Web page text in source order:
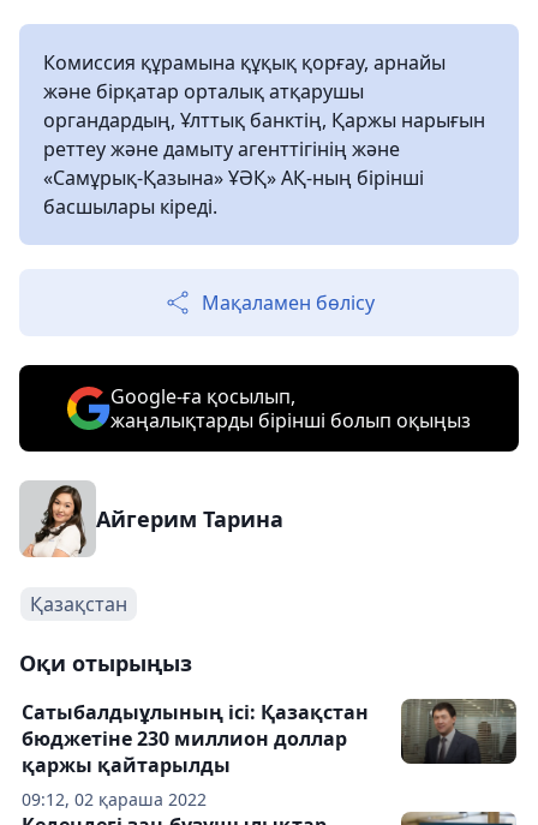
Комиссия құрамына құқық қорғау, арнайы
және бірқатар орталық атқарушы
органдардың, Ұлттық банктің, Қаржы нарығын
реттеу және дамыту агенттігінің және
«Самұрық-Қазына» ҰӘҚ» АҚ-ның бірінші
басшылары кіреді.
Мақаламен бөлісу
Google-ға қосылып,
жаңалықтарды бірінші болып оқыңыз
Айгерим Тарина
Қазақстан
Оқи отырыңыз
09:12, 02 қараша 2022
Сатыбалдыұлының ісі: Қазақстан
бюджетіне 230 миллион доллар
қаржы қайтарылды